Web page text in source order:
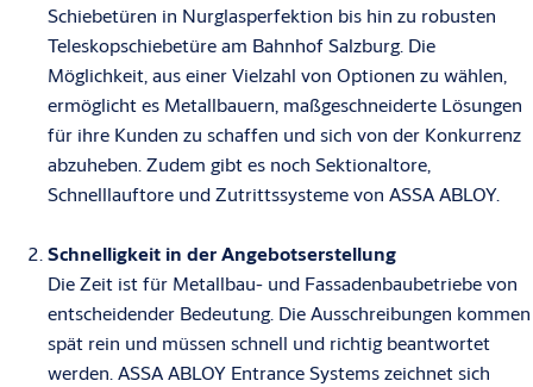
Schiebetüren in Nurglasperfektion bis hin zu robusten
Teleskopschiebetüre am Bahnhof Salzburg. Die
Möglichkeit, aus einer Vielzahl von Optionen zu wählen,
ermöglicht es Metallbauern, maßgeschneiderte Lösungen
für ihre Kunden zu schaffen und sich von der Konkurrenz
abzuheben. Zudem gibt es noch Sektionaltore,
Schnelllauftore und Zutrittssysteme von ASSA ABLOY.
Schnelligkeit in der Angebotserstellung
Die Zeit ist für Metallbau- und Fassadenbaubetriebe von
entscheidender Bedeutung. Die Ausschreibungen kommen
spät rein und müssen schnell und richtig beantwortet
werden. ASSA ABLOY Entrance Systems zeichnet sich